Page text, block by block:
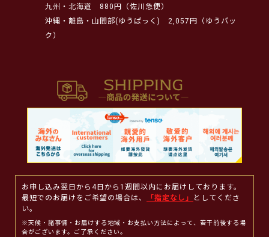
九州・北海道
880円（佐川急便）
沖縄・離島・山間部(ゆうぱっく)
2,057円（ゆうパッ
ク）
お申し込み翌日から4日から1週間以内にお届けしております。
最短でのお届けをご希望の場合は、
「指定なし」
としてくださ
い。
※天候・諸事情・お届けする地域・お支払い方法によって、若干前後する場
合がございます。ご了承ください。